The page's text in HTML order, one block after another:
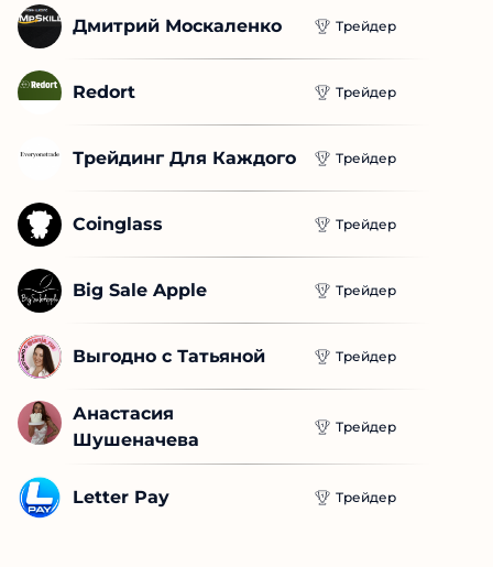
Дмитрий Москаленко Трейдер
Redort Трейдер
Трейдинг Для Каждого Трейдер
Coinglass Трейдер
Big Sale Apple Трейдер
Выгодно с Татьяной Трейдер
Анастасия
Шушеначева
Трейдер
Letter Pay Трейдер